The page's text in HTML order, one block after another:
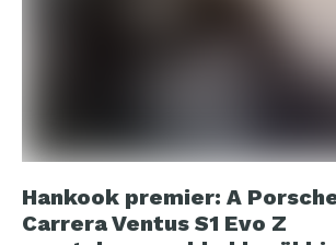
Hankook premier: A
Carrera Ventus S1 Evo Z